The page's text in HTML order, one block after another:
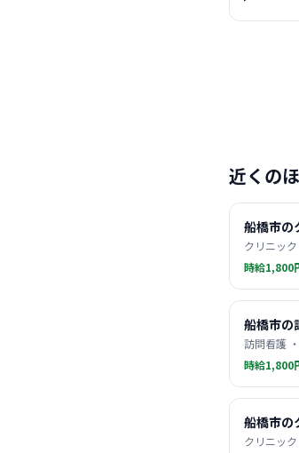
近くの
船橋市の
クリニッ
時給1,800
船橋市の
訪問看護
時給1,800
船橋市の
クリニッ